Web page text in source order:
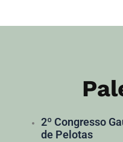
2º Congresso
de Pelotas